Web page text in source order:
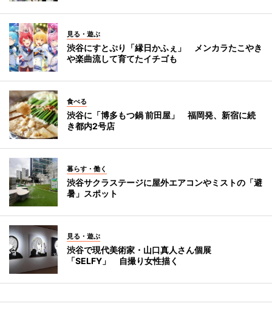
見る・遊ぶ
渋谷にすとぷり「縁日かふぇ」 メンカラたこやき
や楽曲流して育てたイチゴも
食べる
渋谷に「博多もつ鍋 前田屋」 福岡発、新宿に続
き都内2号店
暮らす・働く
渋谷サクラステージに屋外エアコンやミストの「避
暑」スポット
見る・遊ぶ
渋谷で現代美術家・山口真人さん個展
「SELFY」 自撮り女性描く